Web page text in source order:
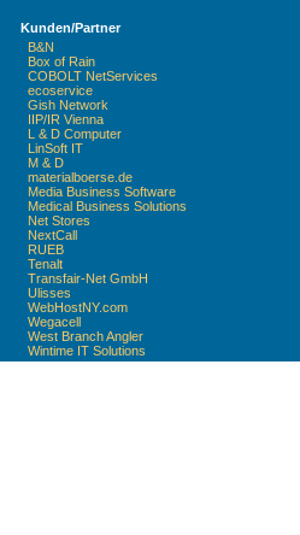
Kunden/Partner
B&N
Box of Rain
COBOLT NetServices
ecoservice
Gish Network
IIP/IR Vienna
L & D Computer
LinSoft IT
M & D
materialboerse.de
Media Business Software
Medical Business Solutions
Net Stores
NextCall
RUEB
Tenalt
Transfair-Net GmbH
Ulisses
WebHostNY.com
Wegacell
West Branch Angler
Wintime IT Solutions